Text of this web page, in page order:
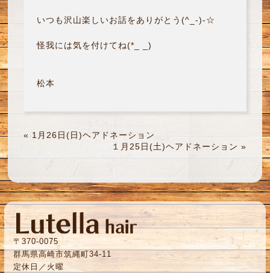
いつも沢山楽しいお話をありがとう(^_-)-☆
怪我には気を付けてね(*_ _)
松本
« 1月26日(日)ヘアドネーション
１月25日(土)ヘアドネーション »
〒370-0075
群馬県高崎市筑縄町34-11
定休日／火曜